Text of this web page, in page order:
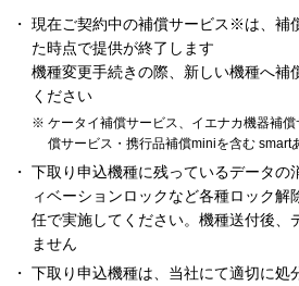
現在ご契約中の補償サービス※は、補
た時点で提供が終了します
機種変更手続きの際、新しい機種へ補
ください
ケータイ補償サービス、イエナカ機器補
償サービス・携行品補償miniを含む smart
下取り申込機種に残っているデータの
ィベーションロックなど各種ロック解
任で実施してください。機種送付後、
ません
下取り申込機種は、当社にて適切に処